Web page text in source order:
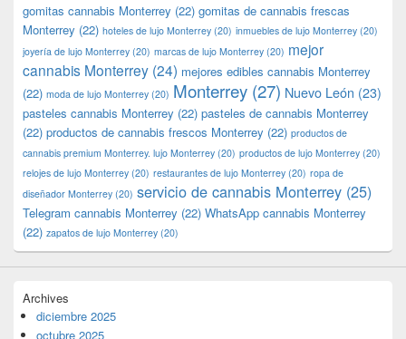
gomitas cannabis Monterrey (22) gomitas de cannabis frescas
Monterrey (22) hoteles de lujo Monterrey (20) inmuebles de lujo Monterrey (20)
joyería de lujo Monterrey (20) marcas de lujo Monterrey (20) mejor
cannabis Monterrey (24) mejores edibles cannabis Monterrey
(22) moda de lujo Monterrey (20) Monterrey (27) Nuevo León (23)
pasteles cannabis Monterrey (22) pasteles de cannabis Monterrey
(22) productos de cannabis frescos Monterrey (22) productos de
cannabis premium Monterrey. lujo Monterrey (20) productos de lujo Monterrey (20)
relojes de lujo Monterrey (20) restaurantes de lujo Monterrey (20) ropa de
diseñador Monterrey (20) servicio de cannabis Monterrey (25)
Telegram cannabis Monterrey (22) WhatsApp cannabis Monterrey
(22) zapatos de lujo Monterrey (20)
Archives
diciembre 2025
octubre 2025